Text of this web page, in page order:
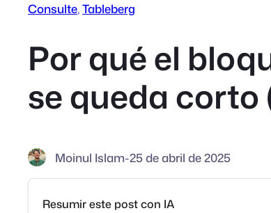
Consulte, Tableberg
Por qué el
se queda corto
Moinul Islam-25 de abril de 2025
Resumir este post con IA